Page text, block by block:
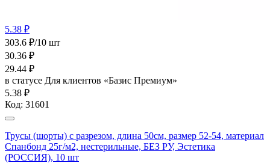
5.38 ₽
303.6 ₽/10 шт
30.36 ₽
29.44 ₽
в статусе Для клиентов «Базис Премиум»
5.38 ₽
Код: 31601
Трусы (шорты) с разрезом, длина 50см, размер 52-54, материал
Спанбонд 25г/м2, нестерильные, БЕЗ РУ, Эстетика
(РОССИЯ), 10 шт